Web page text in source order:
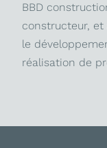
BBD
constructeur, et
le
réalisation de